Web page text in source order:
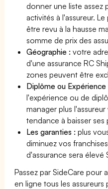
donner une liste assez
activités à l'assureur.
être revu à la hausse
somme de prix des
Géographie :votre
d'une assurance RC
zones peuvent être
Diplôme ou
l'expérience ou de
manager plus
tendance à baisser ses
Les garanties :plus
diminuez vos
d'assurance sera élevé
Passez par SideCare
en ligne tous les assureurs